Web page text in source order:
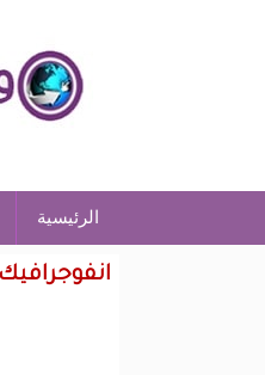
الرئيسية